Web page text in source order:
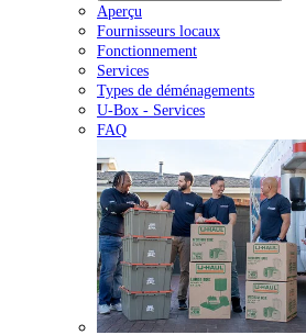
Aperçu
Fournisseurs locaux
Fonctionnement
Services
Types de déménagements
U-Box - Services
FAQ